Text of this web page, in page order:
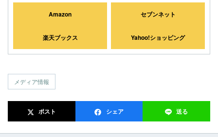
Amazon セブンネット
楽天ブックス Yahoo!ショッピング
メディア情報
ポスト シェア 送る